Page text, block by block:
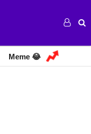
Meme 😂